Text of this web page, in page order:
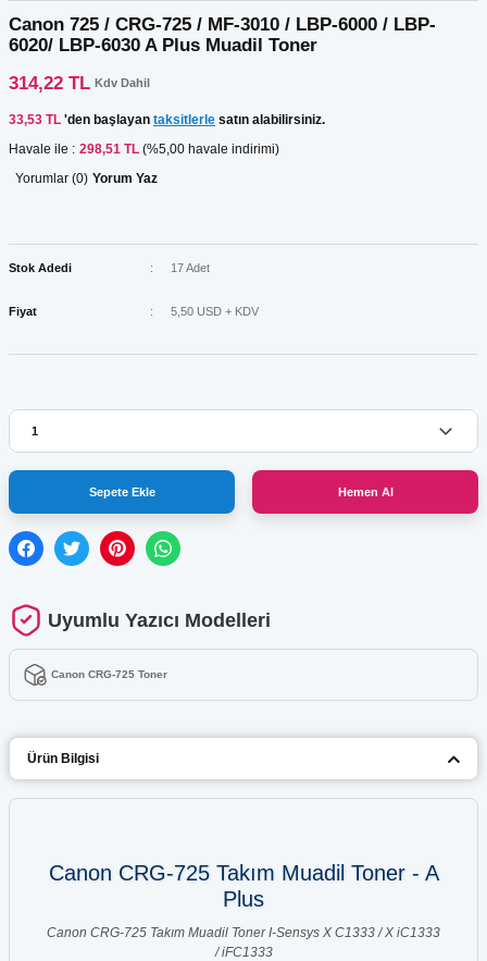
Canon 725 / CRG-725 / MF-3010 / LBP-6000 / LBP-
6020/ LBP-6030 A Plus Muadil Toner
314,22 TL Kdv Dahil
33,53 TL 'den başlayan taksitlerle satın alabilirsiniz.
Havale ile : 298,51 TL (%5,00 havale indirimi)
Yorumlar (0) Yorum Yaz
Stok Adedi 17 Adet
Fiyat 5,50 USD + KDV
Sepete Ekle Hemen Al
Uyumlu Yazıcı Modelleri
Canon CRG-725 Toner
Ürün Bilgisi
Canon CRG-725 Takım Muadil Toner - A
Plus
Canon CRG-725 Takım Muadil Toner I-Sensys X C1333 / X iC1333
/ iFC1333